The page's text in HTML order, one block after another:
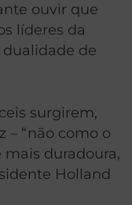
ouvir que
líderes da
dualidade de
surgirem,
– “não como o
duradoura,
Holland